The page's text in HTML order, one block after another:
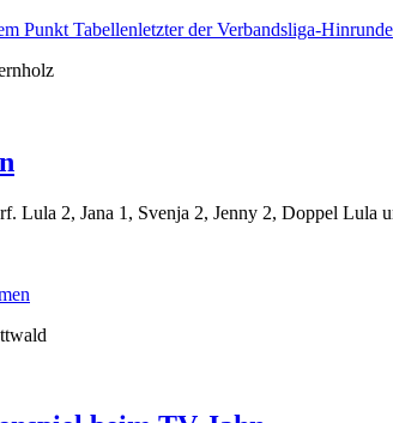
Punkt Tabellenletzter der Verbandsliga-Hinrunde
Lula 2, Jana 1, Svenja 2, Jenny 2, Doppel Lula